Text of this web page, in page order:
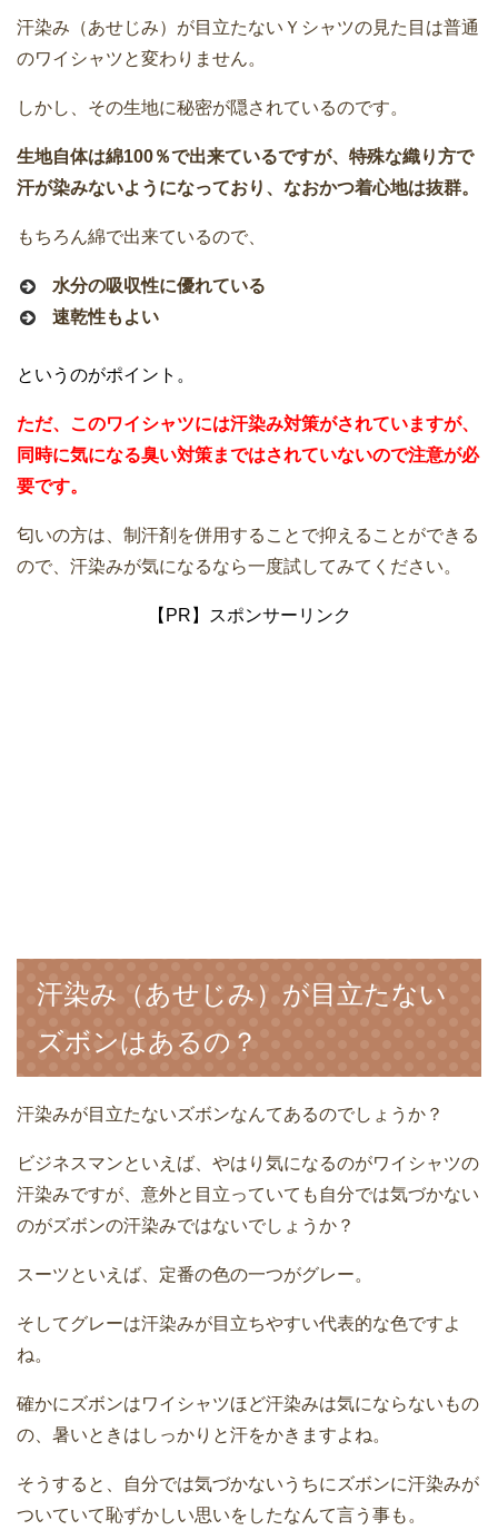
汗染み（あせじみ）が目立たないＹシャツの見た目は普通
のワイシャツと変わりません。
しかし、その生地に秘密が隠されているのです。
生地自体は綿100％で出来ているですが、特殊な織り方で
汗が染みないようになっており、なおかつ着心地は抜群。
もちろん綿で出来ているので、
水分の吸収性に優れている
速乾性もよい
というのがポイント。
ただ、このワイシャツには汗染み対策がされていますが、
同時に気になる臭い対策まではされていないので注意が必
要です。
匂いの方は、制汗剤を併用することで抑えることができる
ので、汗染みが気になるなら一度試してみてください。
【PR】スポンサーリンク
汗染み（あせじみ）が目立たない
ズボンはあるの？
汗染みが目立たないズボンなんてあるのでしょうか？
ビジネスマンといえば、やはり気になるのがワイシャツの
汗染みですが、意外と目立っていても自分では気づかない
のがズボンの汗染みではないでしょうか？
スーツといえば、定番の色の一つがグレー。
そしてグレーは汗染みが目立ちやすい代表的な色ですよ
ね。
確かにズボンはワイシャツほど汗染みは気にならないもの
の、暑いときはしっかりと汗をかきますよね。
そうすると、自分では気づかないうちにズボンに汗染みが
ついていて恥ずかしい思いをしたなんて言う事も。